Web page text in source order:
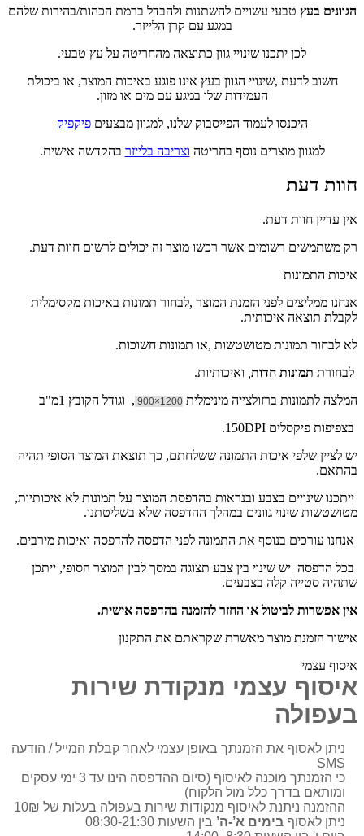
הגוונים בעץ טבעי עשויים להשתנות ולהבדל ברמת הכהות/בהירות שלהם
במגע עם קרן הלייזר.
לכן יתכנו שינויי גוון כתוצאה מהחריטה על עץ טבעי.
חשוב לדעת ,שינויי הגוון בעץ אינו פוגע באיכות המוצר, או ביכולת
העמידות שלו במגע עם מים או מזון.
היכנסו לעמוד הפייסבוק שלנו, למגוון מבצעיםפיקפיק
למגוון מוצרים נוסף בחריטה וצריבה בלייזר בהקדשה אישית.
חוות דעת
אין עדיין חוות דעת.
רק משתמשים רשומים אשר רכשו מוצר זה יכולים לרשום חוות דעת.
איכות התמונות
אנחנו ממליצים לפני הזמנת המוצר ,לבחור תמונות באיכות מקסימלית
לקבלת תוצאה איכותית.
לא לבחור תמונות מטושטשות ,או תמונות חשוכות.
לבחורת תמונות חדות ואיכותיות.
המלצה לתמונות ברזולצייה מינימלית 1200×900
, וגודל הקובץ 1מ"ב
בצפיפות פיקסלים 150DPI.
יש לציין שלפי איכות התמונה ששלחתם, כך תוצאת המוצר הסופי תהיה
בהתאם.
ייתכנו שינויים בצבע ובנראות בהדפסת המוצר על תמונות לא איכותיות,
מטושטשות שינוי גוונים במהלך ההדפסה שלא בשליטתנו.
אנחנו עורכים בנוסף את התמונה לפני הדפסה להדפסה ואיכות מירבים.
בכל הדפסה יש שינוי בין צבע תצוגה במסך לבין המוצר הסופי, ייתכן
שתהיה סטייה קלה בצבעים.
אין אפשרות לביטול או החזר להזמנה בהדפסה אישית.
אישור הזמנת מוצר מאשרת שקראתם את התקנון
איסוף עצמי
איסוף עצמי מנקודת שירות
בעפולה
ניתן לאסוף את הזמנתך באופן עצמי לאחר קבלת המייל / הודעה
SMS
כי הזמנתך מוכנה לאיסוף (סיום ההדפסה הינו עד 3 ימי עסקים
ומותאם בדרך כלל מול הלקוח)
ההזמנה ניתנת לאיסוף מנקודות שירות בעפולה בעלות של 10₪
ניתן לאסוף בימים א’-ה’ בין השעות 08:30-21:30